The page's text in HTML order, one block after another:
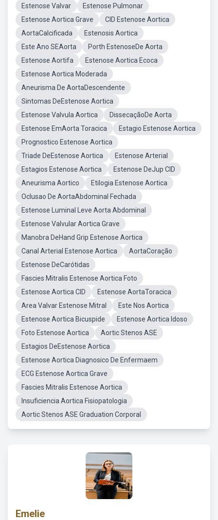
Estenose Valvar
Estenose Pulmonar
Estenose Aortica Grave
CID Estenose Aortica
AortaCalcificada
Estenosis Aortica
Este Ano SEAorta
Porth EstenoseDe Aorta
Estenose Aortifa
Estenose Aortica Ecoca
Estenose Aortica Moderada
Aneurisma De AortaDescendente
Sintomas DeEstenose Aortica
Estenose Valvula Aortica
DissecaçãoDe Aorta
Estenose EmAorta Toracica
Estagio Estenose Aortica
Prognostico Estenose Aortica
Triade DeEstenose Aortica
Estenose Arterial
Estagios Estenose Aortica
Estenose DeJup CID
Aneurisma Aortico
Etilogia Estenose Aortica
Oclusao De AortaAbdominal Fechada
Estenose Luminal Leve Aorta Abdominal
Estenose Valvular Aortica Grave
Manobra DeHand Grip Estenose Aortica
Canal Arterial Estenose Aortica
AortaCoração
Estenose DeCarótidas
Fascies Mitralis Estenose Aortica Foto
Estenose Aortica CID
Estenose AortaToracica
Area Valvar Estenose Mitral
Este Nos Aortica
Estenose Aortica Bicuspide
Estenose Aortica Idoso
Foto Estenose Aortica
Aortic Stenos ASE
Estagios DeEstenose Aortica
Estenose Aortica Diagnosico De Enfermaem
ECG Estenose Aortica Grave
Fascies Mitralis Estenose Aortica
Insuficiencia Aortica Fisiopatologia
Aortic Stenos ASE Graduation Corporal
Emelie